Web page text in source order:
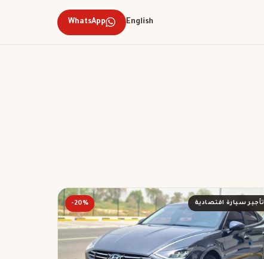
English
WhatsApp
تأجير سيارة اقتصادية -20%